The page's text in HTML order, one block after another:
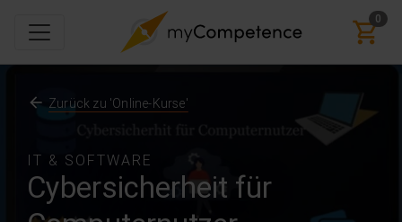
0
IT & SOFTWARE
Cybersicherheit für
Zurück zu 'Online-Kurse'